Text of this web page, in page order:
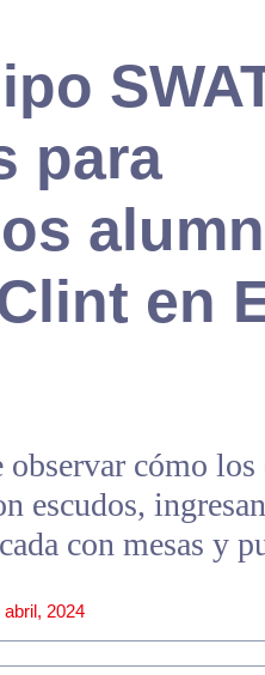
para
en
observar cómo los
escudos,
con mesas y
abril, 2024